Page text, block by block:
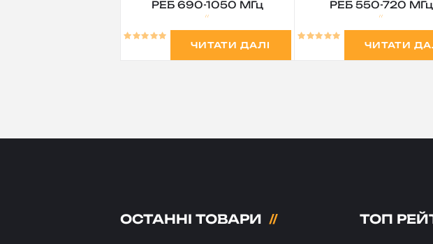
РЕБ 690-1050 МГц
ЧИТАТИ ДАЛІ
РЕБ 550-720 МГц
ЧИТАТИ
ОСТАННІ ТОВАРИ ТОП